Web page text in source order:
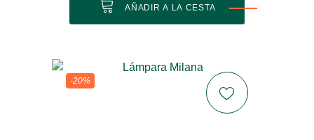
AÑADIR A LA CESTA
-20%